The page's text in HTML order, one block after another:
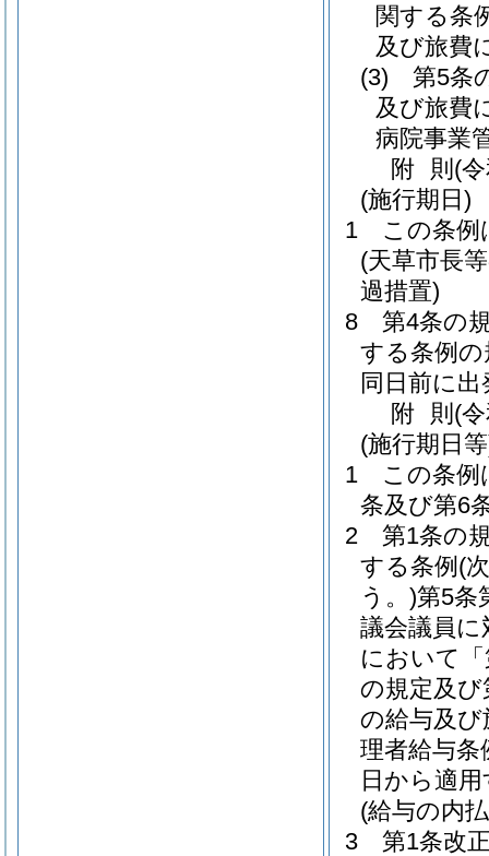
関する条
及び旅費
(3)
第5条
及び旅費
病院事業
附 則 (
(施行期日)
1
この条例
(天草市長
過措置)
8
第4条の
する条例
同日前に
附 則 (
(施行期日
1
この条例
条及び第6
2
第1条の
する条例 (
う。)第5条
議会議員
において
の規定及
の給与及
理者給与条
日から適
(給与の内
3
第1条改